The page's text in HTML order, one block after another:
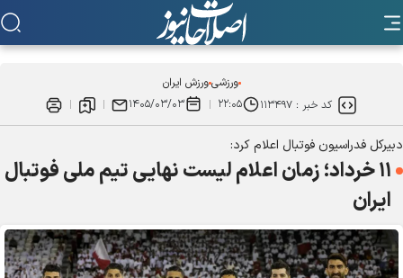
ورزشیورزش ایران
کد خبر :۱۱۳۴۹۷ ۲۲:۰۵ ۱۴۰۵/۰۳/۰۳
دبیرکل فدراسیون فوتبال اعلام کرد:
۱۱ خرداد؛ زمان اعلام لیست نهایی تیم ملی فوتبال
ایران